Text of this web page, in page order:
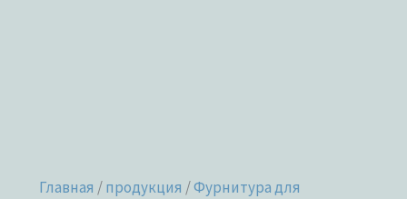
Главная /продукция /Фурнитура для